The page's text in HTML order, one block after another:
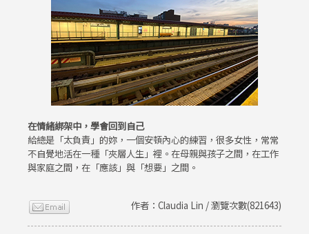
在情緒綁架中，學會回到自己
給總是「太負責」的妳，一個安頓內心的練習，很多女性，常常
不自覺地活在一種「夾層人生」裡。在母親與孩子之間，在工作
與家庭之間，在「應該」與「想要」之間。
作者：Claudia Lin / 瀏覽次數(821643)